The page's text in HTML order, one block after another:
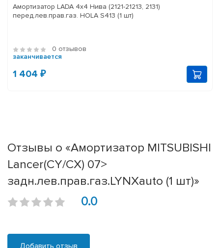
Амортизатор LADA 4x4 Нива (2121-21213, 2131)
перед.лев.прав.газ. HOLA S413 (1 шт)
0 отзывов
заканчивается
1 404 ₽
Отзывы о «Амортизатор MITSUBISHI
Lancer(CY/CX) 07>
задн.лев.прав.газ.LYNXauto (1 шт)»
0.0